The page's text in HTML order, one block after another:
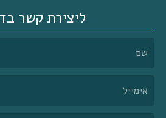
ליצירת קשר